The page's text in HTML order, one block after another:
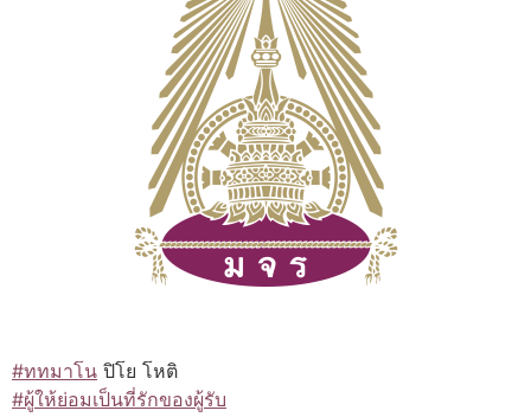
#ททมาโน ปิโย โหติ
#ผู้ให้ย่อมเป็นที่รักของผู้รับ